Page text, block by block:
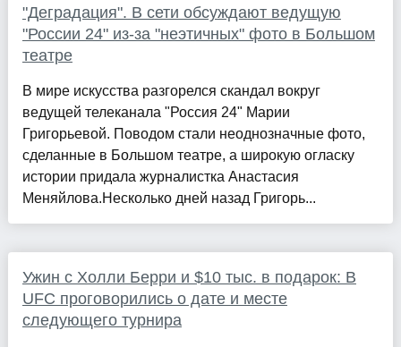
"Деградация". В сети обсуждают ведущую
"России 24" из-за "неэтичных" фото в Большом
театре
В мире искусства разгорелся скандал вокруг
ведущей телеканала "Россия 24" Марии
Григорьевой. Поводом стали неоднозначные фото,
сделанные в Большом театре, а широкую огласку
истории придала журналистка Анастасия
Меняйлова.Несколько дней назад Григорь...
Ужин с Холли Берри и $10 тыс. в подарок: В
UFC проговорились о дате и месте
следующего турнира